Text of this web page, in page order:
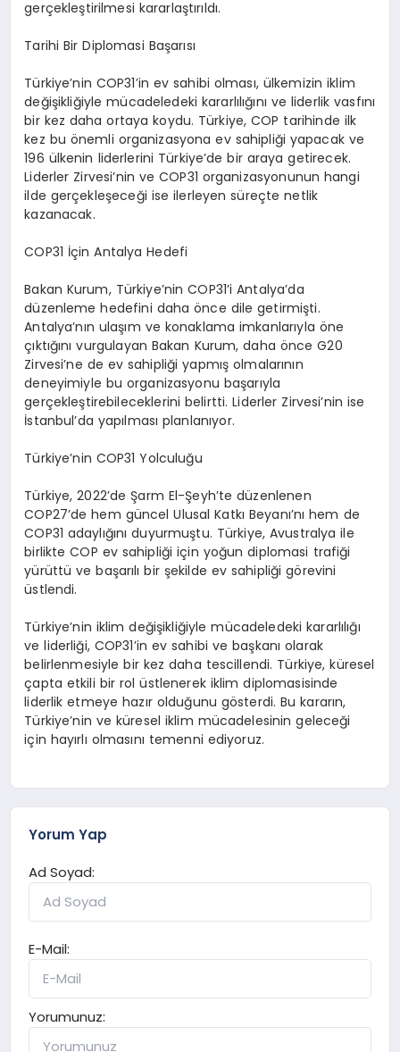
gerçekleştirilmesi kararlaştırıldı.
Tarihi Bir Diplomasi Başarısı
Türkiye’nin COP31’in ev sahibi olması, ülkemizin iklim
değişikliğiyle mücadeledeki kararlılığını ve liderlik vasfını
bir kez daha ortaya koydu. Türkiye, COP tarihinde ilk
kez bu önemli organizasyona ev sahipliği yapacak ve
196 ülkenin liderlerini Türkiye’de bir araya getirecek.
Liderler Zirvesi’nin ve COP31 organizasyonunun hangi
ilde gerçekleşeceği ise ilerleyen süreçte netlik
kazanacak.
COP31 İçin Antalya Hedefi
Bakan Kurum, Türkiye’nin COP31’i Antalya’da
düzenleme hedefini daha önce dile getirmişti.
Antalya’nın ulaşım ve konaklama imkanlarıyla öne
çıktığını vurgulayan Bakan Kurum, daha önce G20
Zirvesi’ne de ev sahipliği yapmış olmalarının
deneyimiyle bu organizasyonu başarıyla
gerçekleştirebileceklerini belirtti. Liderler Zirvesi’nin ise
İstanbul’da yapılması planlanıyor.
Türkiye’nin COP31 Yolculuğu
Türkiye, 2022’de Şarm El-Şeyh’te düzenlenen
COP27’de hem güncel Ulusal Katkı Beyanı’nı hem de
COP31 adaylığını duyurmuştu. Türkiye, Avustralya ile
birlikte COP ev sahipliği için yoğun diplomasi trafiği
yürüttü ve başarılı bir şekilde ev sahipliği görevini
üstlendi.
Türkiye’nin iklim değişikliğiyle mücadeledeki kararlılığı
ve liderliği, COP31’in ev sahibi ve başkanı olarak
belirlenmesiyle bir kez daha tescillendi. Türkiye, küresel
çapta etkili bir rol üstlenerek iklim diplomasisinde
liderlik etmeye hazır olduğunu gösterdi. Bu kararın,
Türkiye’nin ve küresel iklim mücadelesinin geleceği
için hayırlı olmasını temenni ediyoruz.
Yorum Yap
Ad Soyad:
E-Mail:
Yorumunuz: